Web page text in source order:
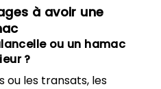
à avoir une
ou un hamac
?
ou les transats, les